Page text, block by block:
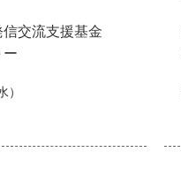
信交流支援基金
ー
）